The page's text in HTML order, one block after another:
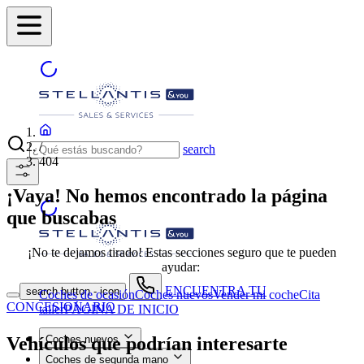
search
search button - icon
ENCUENTRA TU
CONCESIONARIO
Coches nuevos
Coches de segunda mano
/
404
¡Vaya! No hemos encontrado la página
que buscabas
¡No te dejamos tirado! Estas secciones seguro que te pueden
ayudar:
Coches de ocasiónCoches nuevosVender mi cocheCita
tallerPÁGINA DE INICIO
Vehículos que podrían interesarte